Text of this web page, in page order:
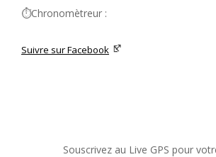
⏱️Chronomètreur :
Suivre sur Facebook
Souscrivez au Live GPS pour